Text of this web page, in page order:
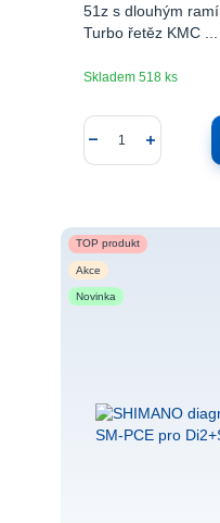
51z s dlouhým
Turbo řetěz KMC ...
Skladem 518 ks
TOP produkt
Akce
Novinka